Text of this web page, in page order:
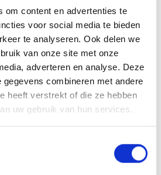
om content en advertenties te
voor social media te bieden
te analyseren. Ook delen we
van onze site met onze
adverteren en analyse. Deze
gegevens combineren met andere
heeft verstrekt of die ze hebben
uw gebruik van hun services.